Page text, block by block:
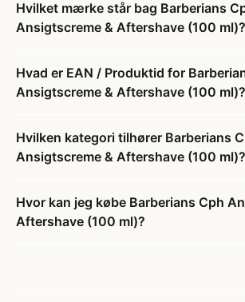
Hvilket mærke står bag Barberians
Ansigtscreme & Aftershave (100 ml)?
Hvad er EAN / Produktid for
Ansigtscreme & Aftershave (100 ml)?
Hvilken kategori tilhører Barberians
Ansigtscreme & Aftershave (100 ml)?
Hvor kan jeg købe Barberians Cph
Aftershave (100 ml)?